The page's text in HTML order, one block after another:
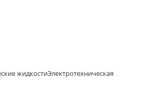
жидкостиЭлектротехническая